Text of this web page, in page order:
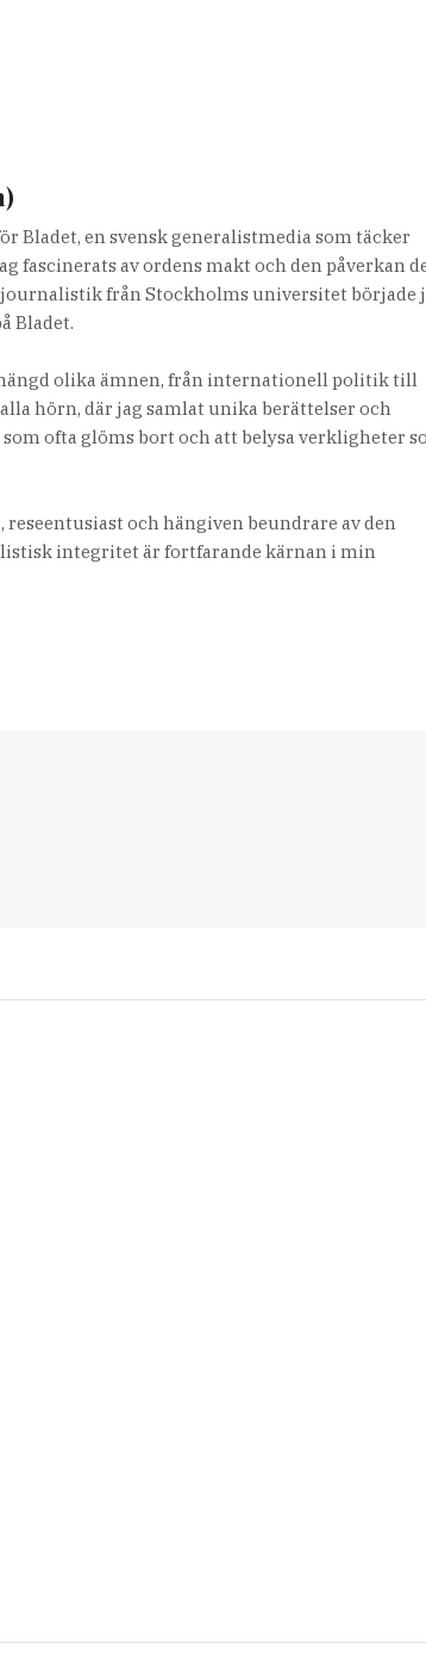
Bladet, en svensk generalistmedia som täcker
fascinerats av ordens makt och den påverkan
från Stockholms universitet började
Bladet.
olika ämnen, från internationell politik till
hörn, där jag samlat unika berättelser och
ofta glöms bort och att belysa verkligheter
och hängiven beundrare av den
integritet är fortfarande kärnan i min